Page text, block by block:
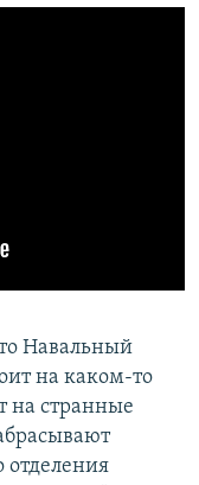
Навальный
на каком-то
на странные
отделения